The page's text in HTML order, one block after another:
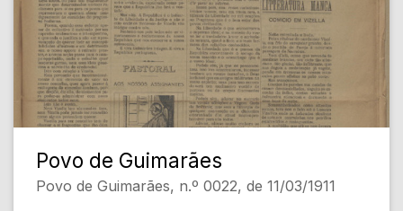
Povo de Guimarães
Povo de Guimarães, n.º 0022, de 11/03/1911